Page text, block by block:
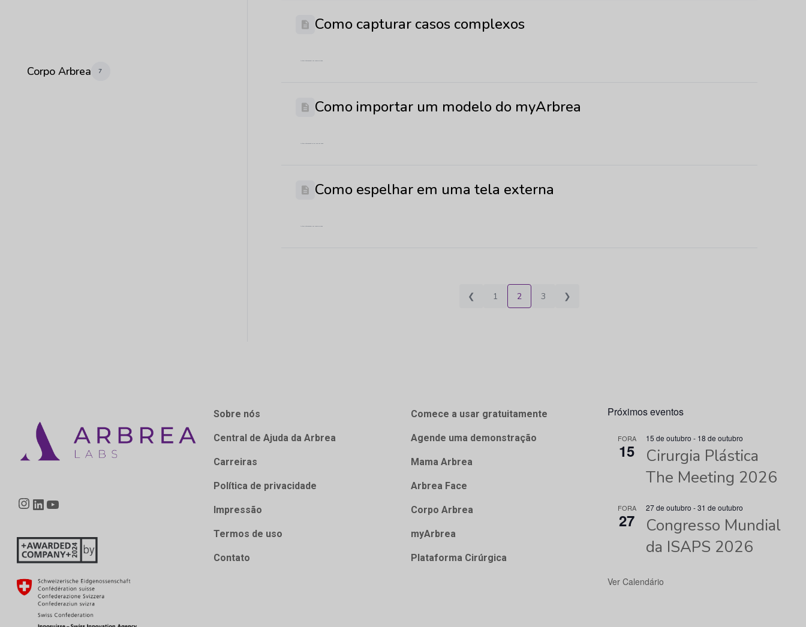
Corpo Arbrea 7
Como capturar casos complexos
Última atualização: 3 de junho de 2026
Como importar um modelo do myArbrea
Última atualização: 27 de julho de 2026
Como espelhar em uma tela externa
Última atualização: 3 de junho de 2026
❮ 1 2 3 ❯
Instagram
LinkedIn
Sobre nós
Central de Ajuda da Arbrea
Carreiras
Política de privacidade
Impressão
Termos de uso
Contato
Comece a usar gratuitamente
Agende uma demonstração
Mama Arbrea
Arbrea Face
Corpo Arbrea
myArbrea
Plataforma Cirúrgica
Próximos eventos
FORA
15
15 de outubro - 18 de outubro
Cirurgia Plástica
The Meeting 2026
FORA
27
27 de outubro -31 de outubro
Congresso Mundial
da ISAPS 2026
Ver Calendário